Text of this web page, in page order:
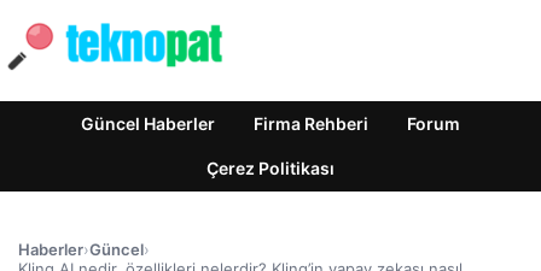
Güncel Haberler Firma Rehberi Forum
Çerez Politikası
Haberler›Güncel›